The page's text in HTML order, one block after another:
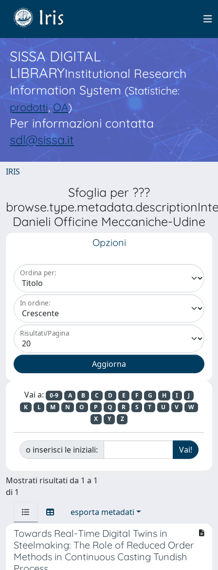
SISSA DIGITAL
LIBRARYInstitutional Research
Information System(Statistiche:
prodotti,OA)
Per informazioni contatta
sdl@sissa.it
IRIS
Sfoglia per ???
Danieli Officine Meccaniche-Udine
Opzioni
Ordina per:
In ordine:
Risultati/Pagina
Vai a: 0-9 A B C D E F G H I
J
K
L M N O P Q R S T U V
W
X
Y Z
o inserisci le iniziali:
Mostrati risultati da 1 a 1
di 1
esporta metadati
Towards Real-Time Digital Twins in
Steelmaking: The Role of Reduced Order
Methods in Continuous Casting Tundish